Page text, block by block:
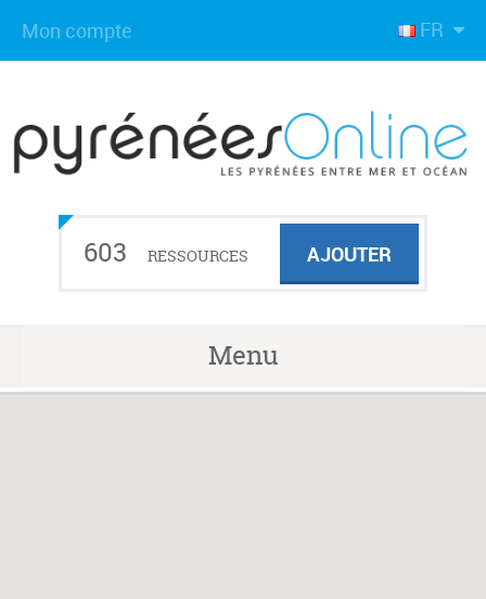
FR
Mon compte
603 RESSOURCES AJOUTER
Menu